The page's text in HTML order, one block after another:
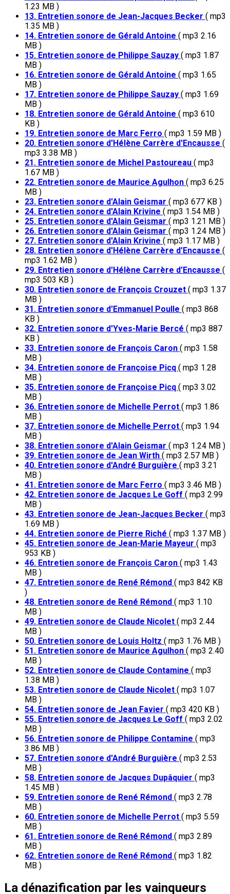
1.23 MB )
13. Entretien sonore de Jean-Jacques Becker ( mp3
1.35 MB )
14. Entretien sonore de Gérald Antoine ( mp3 2.16
MB )
15. Entretien sonore de Philippe Sauzay ( mp3 1.87
MB )
16. Entretien sonore de Gérald Antoine ( mp3 1.65
MB )
17. Entretien sonore de Philippe Sauzay ( mp3 1.69
MB )
18. Entretien sonore de Gérald Antoine ( mp3 610
KB )
19. Entretien sonore de Marc Ferro ( mp3 1.59 MB )
20. Entretien sonore d'Hélène Carrère d'Encausse (
mp3 3.38 MB )
21. Entretien sonore de Michel Pastoureau ( mp3
1.67 MB )
22. Entretien sonore de Maurice Agulhon ( mp3 6.25
MB )
23. Entretien sonore d'Alain Geismar ( mp3 677 KB )
24. Entretien sonore d'Alain Krivine ( mp3 1.54 MB )
25. Entretien sonore d'Alain Geismar ( mp3 1.21 MB )
26. Entretien sonore d'Alain Geismar ( mp3 1.24 MB )
27. Entretien sonore d'Alain Krivine ( mp3 1.17 MB )
28. Entretien sonore d'Hélène Carrère d’Encausse (
mp3 1.62 MB )
29. Entretien sonore d'Hélène Carrère d’Encausse (
mp3 503 KB )
30. Entretien sonore de François Crouzet ( mp3 1.37
MB )
31. Entretien sonore d'Emmanuel Poulle ( mp3 868
KB )
32. Entretien sonore d'Yves-Marie Bercé ( mp3 887
KB )
33. Entretien sonore de François Caron ( mp3 1.58
MB )
34. Entretien sonore de Françoise Picq ( mp3 1.28
MB )
35. Entretien sonore de Françoise Picq ( mp3 3.02
MB )
36. Entretien sonore de Michelle Perrot ( mp3 1.86
MB )
37. Entretien sonore de Michelle Perrot ( mp3 1.94
MB )
38. Entretien sonore d'Alain Geismar ( mp3 1.24 MB )
39. Entretien sonore de Jean Wirth ( mp3 2.57 MB )
40. Entretien sonore d'André Burguière ( mp3 3.21
MB )
41. Entretien sonore de Marc Ferro ( mp3 3.46 MB )
42. Entretien sonore de Jacques Le Goff ( mp3 2.99
MB )
43. Entretien sonore de Jean-Jacques Becker ( mp3
1.69 MB )
44. Entretien sonore de Pierre Riché ( mp3 1.37 MB )
45. Entretien sonore de Jean-Marie Mayeur ( mp3
953 KB )
46. Entretien sonore de François Caron ( mp3 1.43
MB )
47. Entretien sonore de René Rémond ( mp3 842 KB
)
48. Entretien sonore de René Rémond ( mp3 1.10
MB )
49. Entretien sonore de Claude Nicolet ( mp3 2.44
MB )
50. Entretien sonore de Louis Holtz ( mp3 1.76 MB )
51. Entretien sonore de Maurice Agulhon ( mp3 2.40
MB )
52. Entretien sonore de Claude Contamine ( mp3
1.38 MB )
53. Entretien sonore de Claude Nicolet ( mp3 1.07
MB )
54. Entretien sonore de Jean Favier ( mp3 420 KB )
55. Entretien sonore de Jacques Le Goff ( mp3 2.02
MB )
56. Entretien sonore de Philippe Contamine ( mp3
3.86 MB )
57. Entretien sonore d'André Burguière ( mp3 2.53
MB )
58. Entretien sonore de Jacques Dupâquier ( mp3
1.45 MB )
59. Entretien sonore de René Rémond ( mp3 2.78
MB )
60. Entretien sonore de Michelle Perrot ( mp3 5.59
MB )
61. Entretien sonore de René Rémond ( mp3 2.89
MB )
62. Entretien sonore de René Rémond ( mp3 1.82
MB )
La dénazification par les vainqueurs